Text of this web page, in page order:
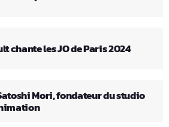
chante les JO de Paris 2024
Mori, fondateur du studio